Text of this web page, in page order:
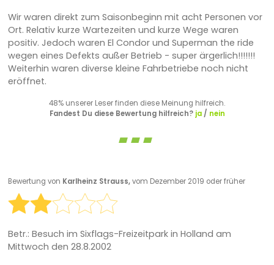
Wir waren direkt zum Saisonbeginn mit acht Personen vor
Ort. Relativ kurze Wartezeiten und kurze Wege waren
positiv. Jedoch waren El Condor und Superman the ride
wegen eines Defekts außer Betrieb - super ärgerlich!!!!!!!
Weiterhin waren diverse kleine Fahrbetriebe noch nicht
eröffnet.
48% unserer Leser finden diese Meinung hilfreich.
Fandest Du diese Bewertung hilfreich? ja/ nein
Bewertung von Karlheinz Strauss,vom Dezember 2019 oder früher
Betr.: Besuch im Sixflags-Freizeitpark in Holland am
Mittwoch den 28.8.2002